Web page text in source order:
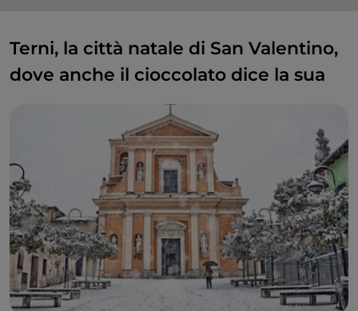
Terni, la città natale di San Valentino,
dove anche il cioccolato dice la sua